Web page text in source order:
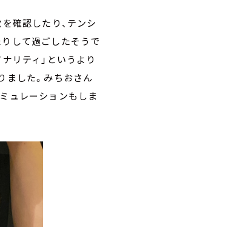
確認したり、テンシ
して過ごしたそうで
リティ」というより
ました。みちおさん
ュレーションもしま